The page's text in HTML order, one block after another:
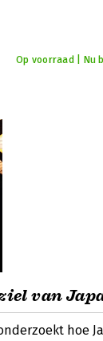
Op voorraad | Nu
van
hoe